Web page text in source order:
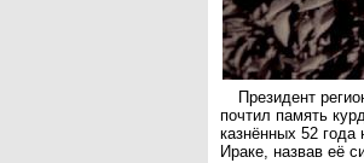
Президент
почтил память
казнённых 52
Ираке, назвав её